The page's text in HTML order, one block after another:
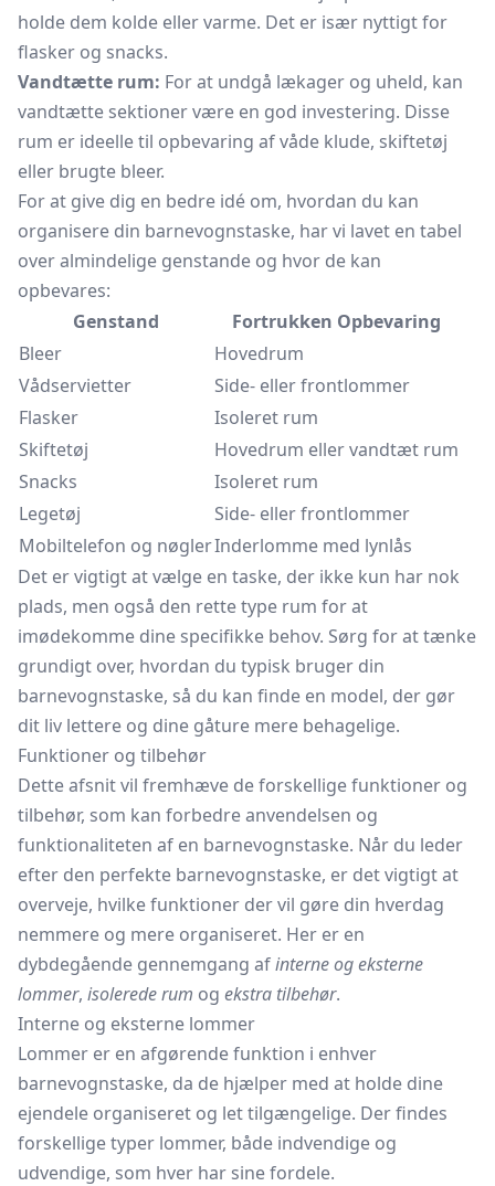
holde dem kolde eller varme. Det er især nyttigt for
flasker og snacks.
Vandtætte rum: For at undgå lækager og uheld, kan
vandtætte sektioner være en god investering. Disse
rum er ideelle til opbevaring af våde klude, skiftetøj
eller brugte bleer.
For at give dig en bedre idé om, hvordan du kan
organisere din barnevognstaske, har vi lavet en tabel
over almindelige genstande og hvor de kan
opbevares:
Genstand
Fortrukken Opbevaring
Bleer
Hovedrum
Vådservietter
Side- eller frontlommer
Flasker
Isoleret rum
Skiftetøj
Hovedrum eller vandtæt rum
Snacks
Isoleret rum
Legetøj
Side- eller frontlommer
Mobiltelefon og nøglerInderlomme med lynlås
Det er vigtigt at vælge en taske, der ikke kun har nok
plads, men også den rette type rum for at
imødekomme dine specifikke behov. Sørg for at tænke
grundigt over, hvordan du typisk bruger din
barnevognstaske, så du kan finde en model, der gør
dit liv lettere og dine gåture mere behagelige.
Funktioner og tilbehør
Dette afsnit vil fremhæve de forskellige funktioner og
tilbehør, som kan forbedre anvendelsen og
funktionaliteten af en barnevognstaske. Når du leder
efter den perfekte barnevognstaske, er det vigtigt at
overveje, hvilke funktioner der vil gøre din hverdag
nemmere og mere organiseret. Her er en
dybdegående gennemgang afinterne og eksterne
lommer, isolerede rum og ekstra tilbehør.
Interne og eksterne lommer
Lommer er en afgørende funktion i enhver
barnevognstaske, da de hjælper med at holde dine
ejendele organiseret og let tilgængelige. Der findes
forskellige typer lommer, både indvendige og
udvendige, som hver har sine fordele.